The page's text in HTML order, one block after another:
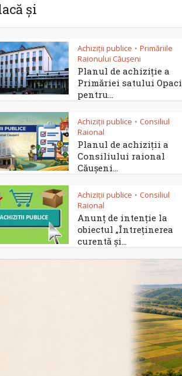
și
Achiziții publice • Primăriile
Raionului Căușeni
Planul de achiziție a
Primăriei satului Opaci
pentru...
Achiziții publice • Consiliul
Raional
Planul de achiziții a
Consiliului raional
Căușeni...
Achiziții publice • Consiliul
Raional
Anunț de intenție la
obiectul „Întreținerea
curentă și...